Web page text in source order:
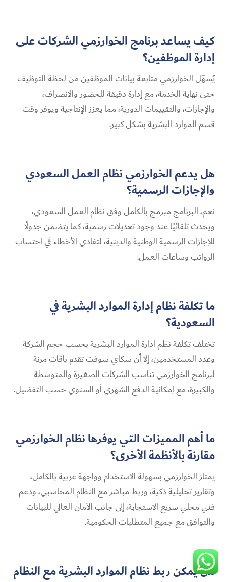
كيف يساعد برنامج الخوارزمي الشركات على
إدارة الموظفين؟
يُسهّل الخوارزمي متابعة بيانات الموظفين من لحظة التوظيف
حتى نهاية الخدمة، مع إدارة دقيقة للحضور والانصراف،
والإجازات، والتقييمات الدورية، مما يعزز الإنتاجية ويوفر وقت
قسم الموارد البشرية بشكل كبير.
هل يدعم الخوارزمي نظام العمل السعودي
والإجازات الرسمية؟
نعم، البرنامج مبرمج بالكامل وفق نظام العمل السعودي،
ويحدث تلقائيًا عند وجود تعديلات رسمية، كما يتضمن جدولًا
للإجازات الرسمية الوطنية والدينية، لتفادي الأخطاء في احتساب
الرواتب وساعات العمل.
ما تكلفة نظام إدارة الموارد البشرية في
السعودية؟
تختلف تكلفة نظم ادارة الموارد البشرية بحسب حجم الشركة
وعدد المستخدمين، إلا أن سكاي سوفت تقدم باقات مرنة
لبرنامج الخوارزمي تناسب الشركات الصغيرة والمتوسطة
والكبيرة، مع إمكانية الدفع الشهري أو السنوي حسب التفضيل.
ما أهم المميزات التي يوفرها نظام الخوارزمي
مقارنة بالأنظمة الأخرى؟
يمتاز الخوارزمي بسهولة الاستخدام وواجهة عربية بالكامل،
وتقارير تحليلية ذكية، وربط مباشر مع النظام المحاسبي، ودعم
فني محلي سريع الاستجابة، إلى جانب الأمان العالي للبيانات
والتوافق مع جميع المتطلبات الحكومية.
هل يمكن ربط نظام الموارد البشرية مع النظام